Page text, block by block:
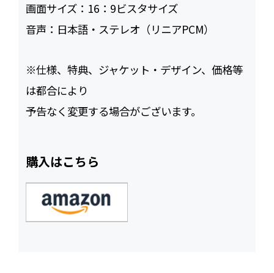
画面サイズ： 16：9ビスタサイズ
音声： 日本語・ステレオ（リニアPCM）
※仕様、特典、ジャケット・デザイン、価格等
は都合により
予告なく変更する場合がございます。
購入はこちら